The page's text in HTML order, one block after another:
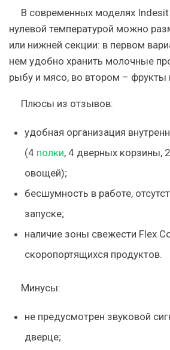
В современных моделях
нулевой температурой можно
или нижней секции: в первом
нем удобно хранить молочные
рыбу и мясо, во втором – фрукты
Плюсы из отзывов:
удобная организация
(4 полки, 4 дверных корзины,
овощей);
бесшумность в работе,
запуске;
наличие зоны свежести Flex
скоропортящихся продуктов.
Минусы:
не предусмотрен звуковой
дверце;